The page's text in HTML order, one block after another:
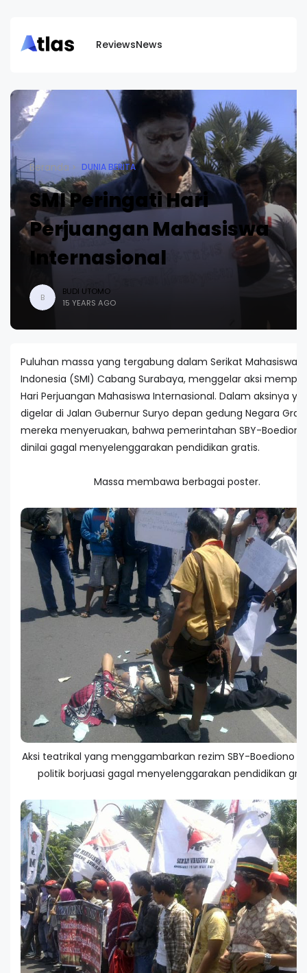
ReviewsNews
Beranda DUNIA BERITA
SMI Peringati Hari
Perjuangan Mahasiswa
Internasional
B
BUDI UTOMO
15 YEARS AGO
Puluhan massa yang tergabung dalam Serikat Mahasiswa
Indonesia (SMI) Cabang Surabaya, menggelar aksi
Hari Perjuangan Mahasiswa Internasional. Dalam aksinya
digelar di Jalan Gubernur Suryo depan gedung Negara
mereka menyeruakan, bahwa pemerintahan SBY-Boediono
dinilai gagal menyelenggarakan pendidikan gratis.
Massa membawa berbagai poster.
Aksi teatrikal yang menggambarkan rezim SBY-Boediono
politik borjuasi gagal menyelenggarakan pendidikan